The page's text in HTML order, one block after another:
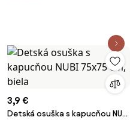
3,9 €
Detská osuška s kapucňou NUBI